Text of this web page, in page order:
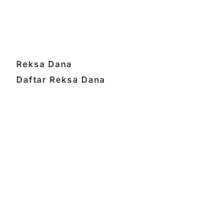
Reksa Dana
Daftar Reksa Dana